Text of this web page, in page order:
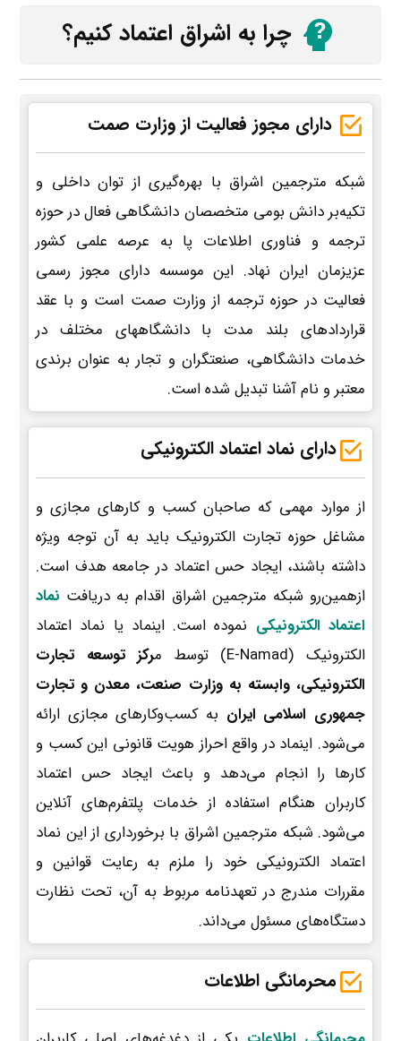
چرا به اشراق اعتماد کنیم؟
دارای مجوز فعالیت از وزارت صمت
شبکه مترجمین اشراق با بهره‌گیری از توان داخلی و
تکیه‌بر دانش بومی متخصصان دانشگاهی فعال در حوزه
ترجمه و فناوری اطلاعات پا به عرصه علمی کشور
عزیزمان ایران نهاد. این موسسه دارای مجوز رسمی
فعالیت در حوزه ترجمه از وزارت صمت است و با عقد
قراردادهای بلند مدت با دانشگاههای مختلف در
خدمات دانشگاهی، صنعتگران و تجار به عنوان برندی
معتبر و نام آشنا تبدیل شده است.
دارای نماد اعتماد الکترونیکی
از موارد مهمی که صاحبان کسب و کارهای مجازی و
مشاغل حوزه تجارت الکترونیک باید به آن توجه ویژه
داشته باشند، ایجاد حس اعتماد در جامعه هدف است.
ازهمین‌رو شبکه مترجمین اشراق اقدام به دریافت نماد
اعتماد الکترونیکی نموده است. اینماد یا نماد اعتماد
الکترونیک (E-Namad) توسط م
رکز توسعه تجارت
الکترونیکی، وابسته به وزارت صنعت، معدن و تجارت
جمهوری اسلامی ایران به کسب‌وکارهای مجازی ارائه
می‌شود. اینماد در واقع احراز هویت قانونی این کسب و
کارها را انجام می‌دهد و باعث ایجاد حس اعتماد
کاربران هنگام استفاده از خدمات پلتفرم‌های آنلاین
می‌شود. شبکه مترجمین اشراق با برخورداری از این نماد
اعتماد الکترونیکی خود را ملزم به رعایت قوانین و
مقررات مندرج در تعهدنامه مربوط به آن، تحت نظارت
دستگاه‌های مسئول می‌داند.
محرمانگی اطلاعات